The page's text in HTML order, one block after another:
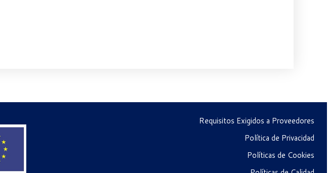
Requisitos Exigidos a Proveedores
Política de Privacidad
Políticas de Cookies